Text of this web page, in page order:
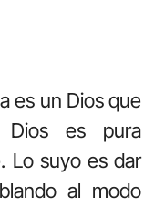
es un Dios que
Dios es pura
Lo suyo es dar
al modo